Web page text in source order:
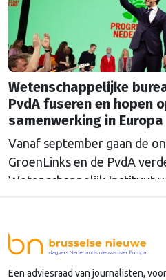
Wetenschappelijke
PvdA fuseren en hopen
samenwerking in Europa
Vanaf september gaan de
GroenLinks en de PvdA
Wetenschappelijk Instituut
ineenslaan. "Er zullen nog
hun schaduw heen moeten
Een adviesraad van journalisten,